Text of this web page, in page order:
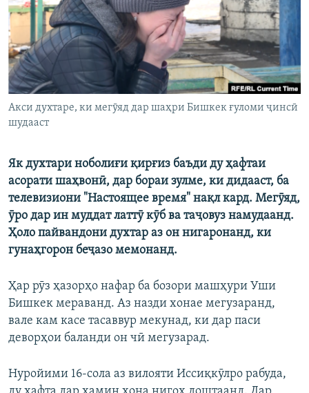
ПАЙГИРӢ КУНЕД
Ҳамаи сомонаҳои RFE/RL
Акси духтаре, ки мегӯяд дар шаҳри Бишкек ғуломи ҷинсӣ
шудааст
Як духтари ноболиғи қирғиз баъди ду ҳафтаи
асорати шаҳвонӣ, дар бораи зулме, ки дидааст, ба
телевизиони "Настоящее время" нақл кард. Мегӯяд,
ӯро дар ин муддат латтӯ кӯб ва таҷовуз намудаанд.
Ҳоло пайвандони духтар аз он нигаронанд, ки
гунаҳгорон беҷазо мемонанд.
Ҳар рӯз ҳазорҳо нафар ба бозори машҳури Уши
Бишкек мераванд. Аз назди хонае мегузаранд,
вале кам касе тасаввур мекунад, ки дар паси
деворҳои баланди он чӣ мегузарад.
Нуройими 16-сола аз вилояти Иссиқкӯлро рабуда,